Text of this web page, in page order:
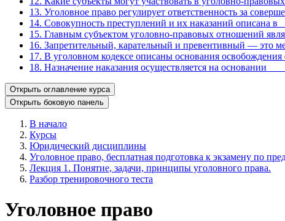
13. Уголовное право регулирует ответственность за
14. Совокупность преступлений и их наказаний описана
15. Главным субъектом уголовно-правовых отношений
16. Запретительный, карательный и превентивный — это
17. В уголовном кодексе описаны основания освобождения
18. Назначение наказания осуществляется на основании
Открыть оглавление курса
Открыть боковую панель
В начало
Курсы
Юридический дисциплины
Уголовное право, бесплатная подготовка к экзамену по
Лекция 1. Понятие, задачи, принципы уголовного права.
Разбор тренировочного теста
Уголовное право